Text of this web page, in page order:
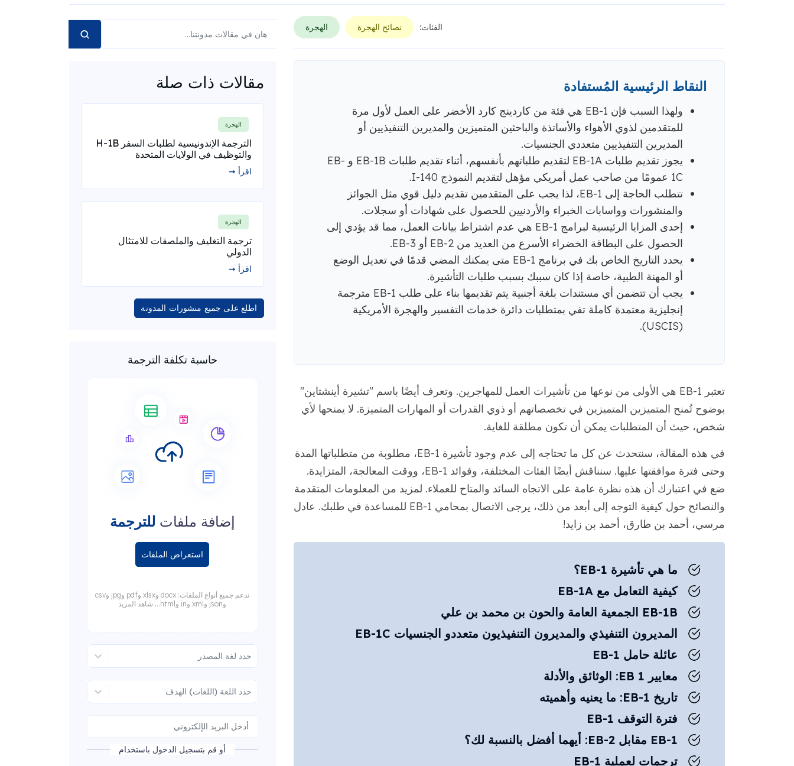
الفئات: نصائح الهجرة الهجرة
النقاط الرئيسية المُستفادة
ولهذا السبب فإن EB-1 هي فئة من كاردينج كارد الأخضر على العمل لأول مرة
للمتقدمين لذوي الأهواء والأساتذة والباحثين المتميزين والمديرين التنفيذيين أو
المديرين التنفيذيين متعددي الجنسيات.
يجوز تقديم طلبات EB-1A لتقديم طلباتهم بأنفسهم، أثناء تقديم طلبات EB-1B و EB-
1C عمومًا من صاحب عمل أمريكي مؤهل لتقديم النموذج I-140.
تتطلب الحاجة إلى EB-1، لذا يجب على المتقدمين تقديم دليل قوي مثل الجوائز
والمنشورات وواسابات الخبراء والأردنيين للحصول على شهادات أو سجلات.
إحدى المزايا الرئيسية لبرامج EB-1 هي عدم اشتراط بيانات العمل، مما قد يؤدي إلى
الحصول على البطاقة الخضراء الأسرع من العديد من EB-2 أو EB-3.
يحدد التاريخ الخاص بك في برنامج EB-1 متى يمكنك المضي قدمًا في تعديل الوضع
أو المهنة الطبية، خاصة إذا كان سببك بسبب طلبات التأشيرة.
يجب أن تتضمن أي مستندات بلغة أجنبية يتم تقديمها بناء على طلب EB-1 مترجمة
إنجليزية معتمدة كاملة تفي بمتطلبات دائرة خدمات التفسير والهجرة الأمريكية
(USCIS).
تعتبر EB-1 هي الأولى من نوعها من تأشيرات العمل للمهاجرين. وتعرف أيضًا باسم "تشيرة أينشتاين"
بوضوح تُمنح المتميزين المتميزين في تخصصاتهم أو ذوي القدرات أو المهارات المتميزة. لا يمنحها لأي
شخص، حيث أن المتطلبات يمكن أن تكون مطلقة للغاية.
في هذه المقالة، سنتحدث عن كل ما تحتاجه إلى عدم وجود تأشيرة EB-1، مطلوبة من متطلباتها المدة
وحتى فترة موافقتها عليها. سنناقش أيضًا الفئات المختلفة، وفوائد EB-1، ووقت المعالجة، المتزايدة.
ضع في اعتبارك أن هذه نظرة عامة على الاتجاه السائد والمتاح للعملاء. لمزيد من المعلومات المتقدمة
والنصائح حول كيفية التوجه إلى أبعد من ذلك، يرجى الاتصال بمحامي EB-1 للمساعدة في طلبك. عادل
مرسي، أحمد بن طارق، أحمد بن زايد!
ما هي تأشيرة EB-1؟
كيفية التعامل مع EB-1A
EB-1B الجمعية العامة والحون بن محمد بن علي
المديرون التنفيذي والمديرون التنفيذيون متعددو الجنسيات EB-1C
عائلة حامل EB-1
معايير EB 1: الوثائق والأدلة
تاريخ EB-1: ما يعنيه وأهميته
فترة التوقف EB-1
EB-1 مقابل EB-2: أيهما أفضل بالنسبة لك؟
ترجمات لعملية EB-1
مقالات ذات صلة
الهجرة
الترجمة الإندونيسية لطلبات السفر H-1B
والتوظيف في الولايات المتحدة
اقرأ ➞
الهجرة
ترجمة التغليف والملصقات للامتثال
الدولي
اقرأ ➞
اطلع على جميع منشورات المدونة
حاسبة تكلفة الترجمة
إضافة ملفات للترجمة
استعراض الملفات
ندعم جميع أنواع الملفات: docx وxlsx وpdf وjpg وcsv
وjson وxml وin وhtml... شاهد المزيد
حدد لغة المصدر
حدد اللغة (اللغات) الهدف
أو قم بتسجيل الدخول باستخدام